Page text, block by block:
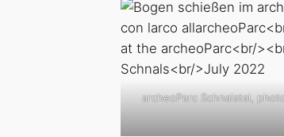
archeoParc Schnalstal,